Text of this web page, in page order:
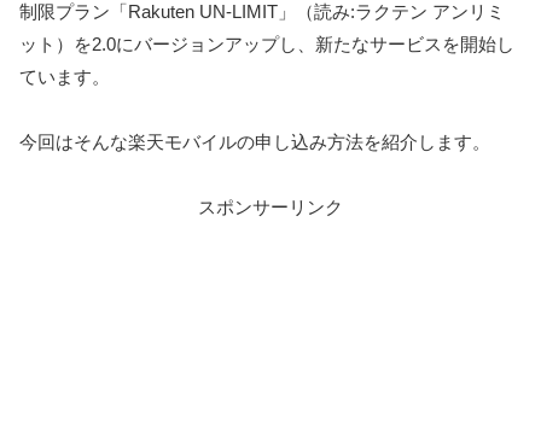
制限プラン「Rakuten UN-LIMIT」（読み:ラクテン アンリミ
ット）を2.0にバージョンアップし、新たなサービスを開始し
ています。
今回はそんな楽天モバイルの申し込み方法を紹介します。
スポンサーリンク